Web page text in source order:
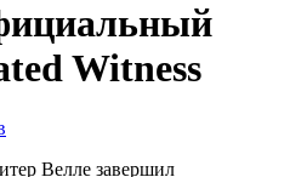
Witness
Велле завершил